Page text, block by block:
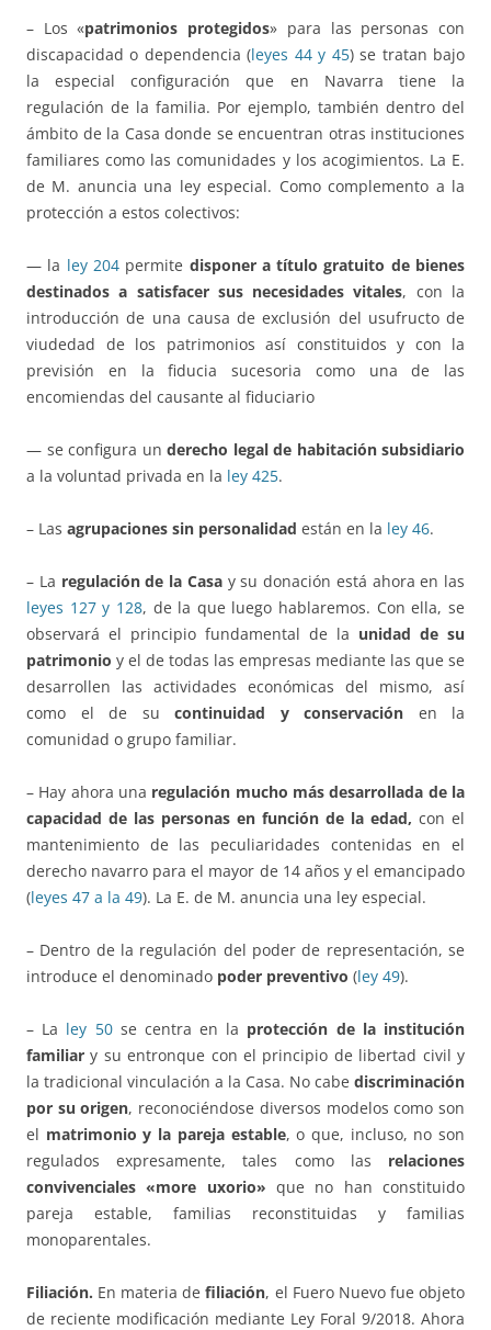
– Los «patrimonios protegidos» para las personas con
discapacidad o dependencia (leyes 44 y 45) se tratan bajo
la especial configuración que en Navarra tiene la
regulación de la familia. Por ejemplo, también dentro del
ámbito de la Casa donde se encuentran otras instituciones
familiares como las comunidades y los acogimientos. La E.
de M. anuncia una ley especial. Como complemento a la
protección a estos colectivos:
— la ley 204permite disponer a título gratuito de bienes
destinados a satisfacer sus necesidades vitales, con la
introducción de una causa de exclusión del usufructo de
viudedad de los patrimonios así constituidos y con la
previsión en la fiducia sucesoria como una de las
encomiendas del causante al fiduciario
— se configura un derecho legal de habitación subsidiario
a la voluntad privada en la ley 425.
– Las agrupaciones sin personalidad están en la ley 46.
– La regulación de la Casay su donación está ahora en las
leyes 127 y 128, de la que luego hablaremos. Con ella, se
observará el principio fundamental de la unidad de su
patrimonio y el de todas las empresas mediante las que se
desarrollen las actividades económicas del mismo, así
como el de su continuidad y conservación en la
comunidad o grupo familiar.
– Hay ahora una regulación mucho más desarrollada de la
capacidad de las personas en función de la edad, con el
mantenimiento de las peculiaridades contenidas en el
derecho navarro para el mayor de 14 años y el emancipado
(leyes 47 a la 49). La E. de M. anuncia una ley especial.
– Dentro de la regulación del poder de representación, se
introduce el denominado poder preventivo (ley 49).
– La ley 50se centra en la protección de la institución
familiar y su entronque con el principio de libertad civil y
la tradicional vinculación a la Casa. No cabe discriminación
por su origen, reconociéndose diversos modelos como son
el matrimonio y la pareja estable, o que, incluso, no son
regulados expresamente, tales como las relaciones
convivenciales «more uxorio» que no han constituido
pareja estable, familias reconstituidas y familias
monoparentales.
Filiación. En materia defiliación, el Fuero Nuevo fue objeto
de reciente modificación mediante Ley Foral 9/2018. Ahora